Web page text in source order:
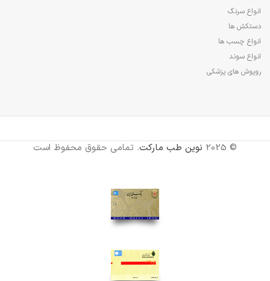
انواع سرنگ
دستکش ها
انواع چسب ها
انواع سوند
روپوش های پزشکی
© 2025 نوین طب مارکت. تمامی حقوق محفوظ است